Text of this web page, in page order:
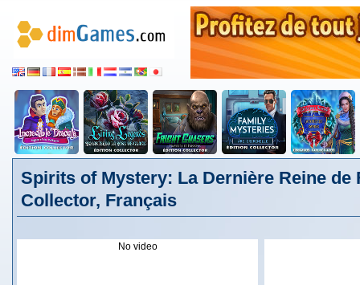
Spirits of Mystery: La Dernière Reine de
Collector, Français
No video